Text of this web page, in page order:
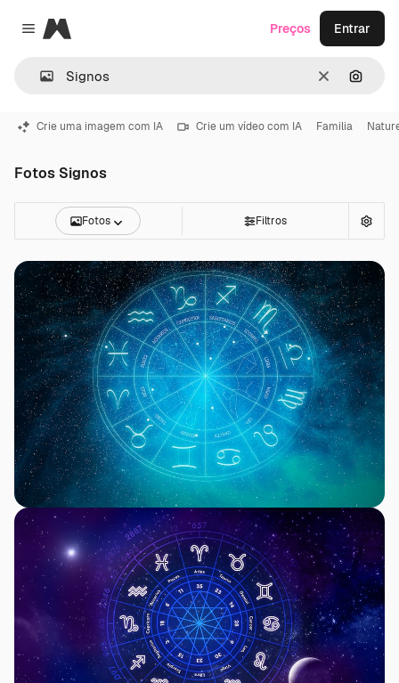
Close menu
Magnific
Limpar
Preços Entrar
Crie uma imagem com IA Crie um vídeo com IA Familia
Fotos Signos
Fotos Filtros